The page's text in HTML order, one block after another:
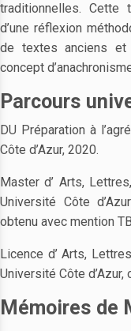
traditionnelles. Cette
d’une réflexion
de textes anciens et
concept
Parcours
DU Préparation à
Côte d’Azur, 2020.
Master d’ Arts,
Université Côte
obtenu avec mention
Licence d’ Arts,
Université Côte
Mémoires de